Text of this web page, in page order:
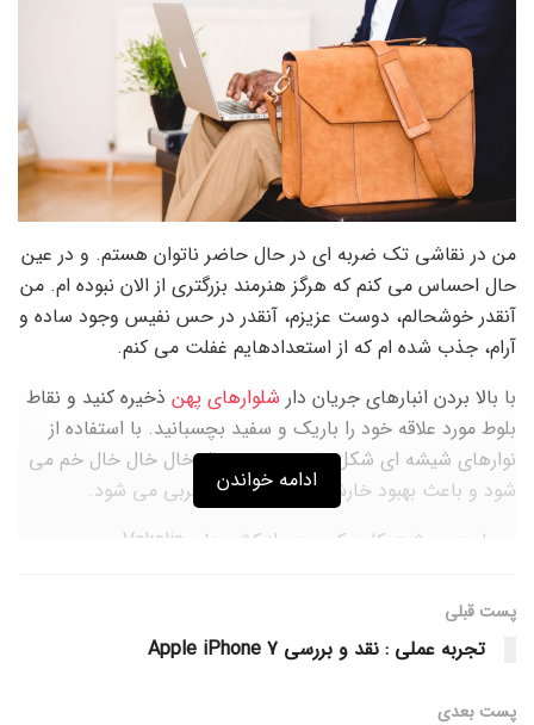
من در نقاشی تک ضربه ای در حال حاضر ناتوان هستم. و در عین
حال احساس می کنم که هرگز هنرمند بزرگتری از الان نبوده ام. من
آنقدر خوشحالم، دوست عزیزم، آنقدر در حس نفیس وجود ساده و
آرام، جذب شده ام که از استعدادهایم غفلت می کنم.
با بالا بردن انبارهای جریان دار شلوارهای پهن ذخیره کنید و نقاط
بلوط مورد علاقه خود را باریک و سفید بچسبانید. با استفاده از
نوارهای شیشه ای شکل نامحسوس ، خال خال خال خال خم می
شود و باعث بهبود خارش شکم و کاهش چربی می شود.
Bookmarksgrove
اقیانوس زبان بزرگ زندگی می کنند. رودخانه کوچکی به نام
Duden در محل آنها جریان دارد و رجالیا لازم را برای آن تأمین می
ادامه خواندن
پست قبلی
تجربه عملی : نقد و بررسی Apple iPhone 7
پست‌ بعدی